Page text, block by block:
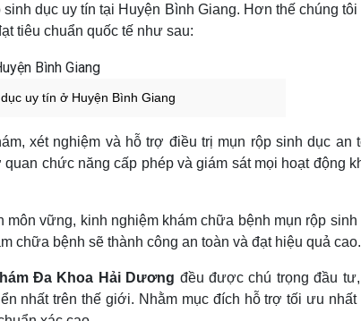
dục uy tín tại Huyện Bình Giang. Hơn thế chúng tôi
tiêu chuẩn quốc tế như sau:
uy tín ở Huyện Bình Giang
xét nghiệm và hỗ trợ điều trị mụn rộp sinh dục an
chức năng cấp phép và giám sát mọi hoạt động
vững, kinh nghiệm khám chữa bệnh mụn rộp sinh
chữa bệnh sẽ thành công an toàn và đạt hiệu quả cao.
Đa Khoa Hải Dương đều được chú trọng đầu
nhất trên thế giới. Nhằm mục đích hỗ trợ tối ưu nhất